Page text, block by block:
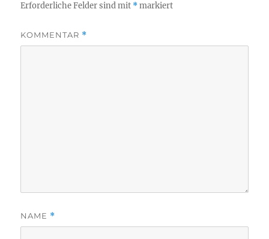
Erforderliche Felder sind mit *markiert
KOMMENTAR *
NAME *